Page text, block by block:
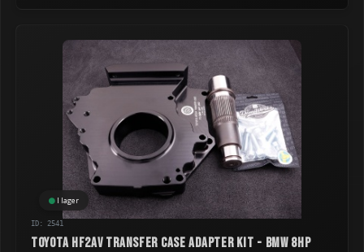
I lager
ID: 2541
Toyota HF2AV Transfer Case Adapter kit - BMW 8HP